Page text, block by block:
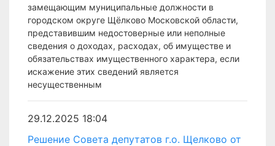
замещающим муниципальные должности в
городском округе Щёлково Московской области,
представившим недостоверные или неполные
сведения о доходах, расходах, об имуществе и
обязательствах имущественного характера, если
искажение этих сведений является
несущественным
29.12.2025 18:04
Решение Совета депутатов г.о. Щелково от